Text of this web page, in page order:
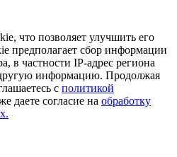
что позволяет улучшить его
предполагает сбор информации
в частности IP-адрес региона
информацию. Продолжая
с политикой
даете согласие на обработку